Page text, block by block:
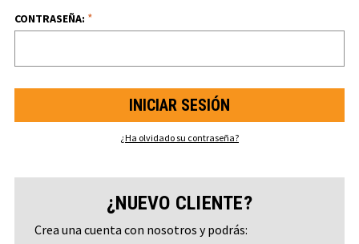
CONTRASEÑA: *
¿Ha olvidado su contraseña?
¿NUEVO CLIENTE?
Crea una cuenta con nosotros y podrás: